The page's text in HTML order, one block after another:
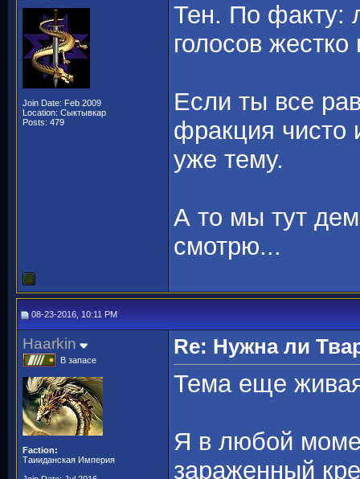
Join Date: Feb 2009
Location: Сыктывкар
Posts: 479
Тен. По факту:
голосов
Если ты все
фракция чисто
уже тему.
А то мы тут
смотрю...
08-23-2016, 10:11 PM
Haarkin
В запасе
Faction:
Таииданская Империя
Re: Нужна ли
Тема еще
Я в любой
зараженный